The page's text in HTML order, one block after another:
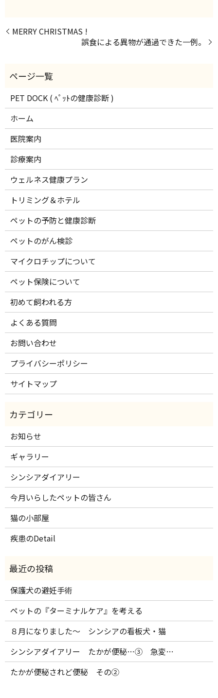
MERRY CHRISTMAS !
誤食による異物が通過できた一例。
PET DOCK ( ﾍﾟｯﾄの健康診断 )
ホーム
医院案内
診療案内
ウェルネス健康プラン
トリミング＆ホテル
ペットの予防と健康診断
ペットのがん検診
マイクロチップについて
ペット保険について
初めて飼われる方
よくある質問
お問い合わせ
プライバシーポリシー
サイトマップ
お知らせ
ギャラリー
シンシアダイアリー
今月いらしたペットの皆さん
猫の小部屋
疾患のDetail
保護犬の避妊手術
ペットの『ターミナルケア』を考える
８月になりました～ シンシアの看板犬・猫
シンシアダイアリー たかが便秘…③ 急変…
たかが便秘されど便秘 その②